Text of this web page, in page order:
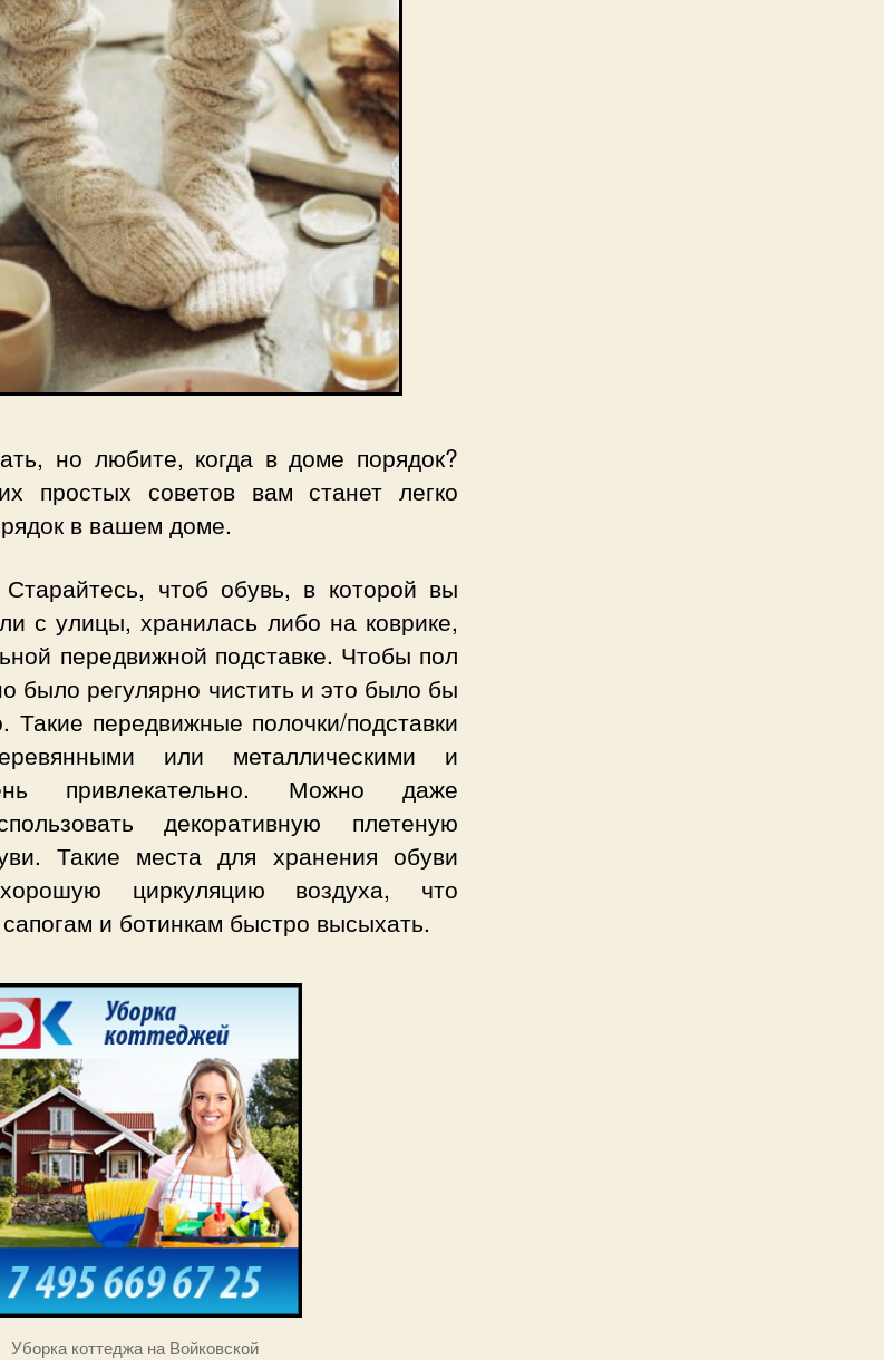
но любите, когда в доме порядок?
простых советов вам станет легко
в вашем доме.
Старайтесь, чтоб обувь, в которой вы
с улицы, хранилась либо на коврике,
передвижной подставке. Чтобы пол
было регулярно чистить и это было бы
Такие передвижные полочки/подставки
или металлическими и
привлекательно. Можно даже
декоративную плетеную
Такие места для хранения обуви
циркуляцию воздуха, что
и ботинкам быстро высыхать.
Уборка коттеджа на Войковской